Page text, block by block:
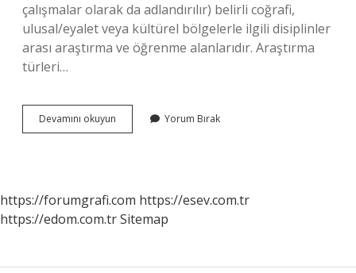
çalışmalar olarak da adlandırılır) belirli coğrafi,
ulusal/eyalet veya kültürel bölgelerle ilgili disiplinler
arası araştırma ve öğrenme alanlarıdır. Araştırma
türleri…
Devamını okuyun
Araştırma
Yorum Bırak
https://forumgrafi.com https://esev.com.tr
https://edom.com.trSitemap